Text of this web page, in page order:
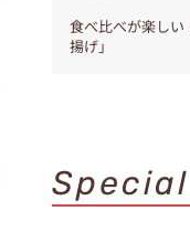
食べ比べが楽し
揚げ」
Special